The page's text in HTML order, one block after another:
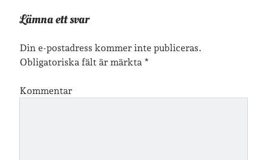
vandring
vänner webben
årssammanfattningar
Lämna ett svar
Din e-postadress kommer inte publiceras.
Obligatoriska fält är märkta *
Kommentar